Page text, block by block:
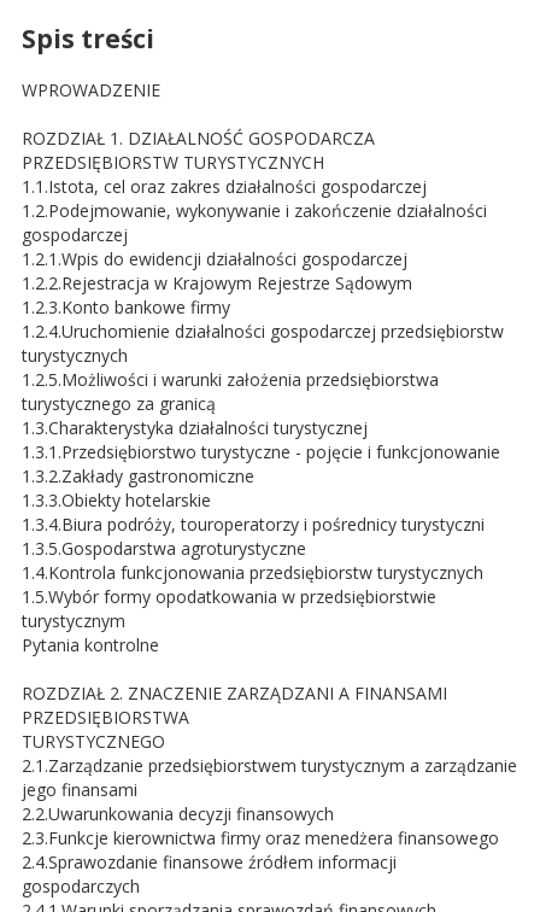
Spis treści
WPROWADZENIE
ROZDZIAŁ 1. DZIAŁALNOŚĆ GOSPODARCZA
PRZEDSIĘBIORSTW TURYSTYCZNYCH
1.1.Istota, cel oraz zakres działalności gospodarczej
1.2.Podejmowanie, wykonywanie i zakończenie działalności
gospodarczej
1.2.1.Wpis do ewidencji działalności gospodarczej
1.2.2.Rejestracja w Krajowym Rejestrze Sądowym
1.2.3.Konto bankowe firmy
1.2.4.Uruchomienie działalności gospodarczej przedsiębiorstw
turystycznych
1.2.5.Możliwości i warunki założenia przedsiębiorstwa
turystycznego za granicą
1.3.Charakterystyka działalności turystycznej
1.3.1.Przedsiębiorstwo turystyczne - pojęcie i funkcjonowanie
1.3.2.Zakłady gastronomiczne
1.3.3.Obiekty hotelarskie
1.3.4.Biura podróży, touroperatorzy i pośrednicy turystyczni
1.3.5.Gospodarstwa agroturystyczne
1.4.Kontrola funkcjonowania przedsiębiorstw turystycznych
1.5.Wybór formy opodatkowania w przedsiębiorstwie
turystycznym
Pytania kontrolne
ROZDZIAŁ 2. ZNACZENIE ZARZĄDZANI A FINANSAMI
PRZEDSIĘBIORSTWA
TURYSTYCZNEGO
2.1.Zarządzanie przedsiębiorstwem turystycznym a zarządzanie
jego finansami
2.2.Uwarunkowania decyzji finansowych
2.3.Funkcje kierownictwa firmy oraz menedżera finansowego
2.4.Sprawozdanie finansowe źródłem informacji
gospodarczych